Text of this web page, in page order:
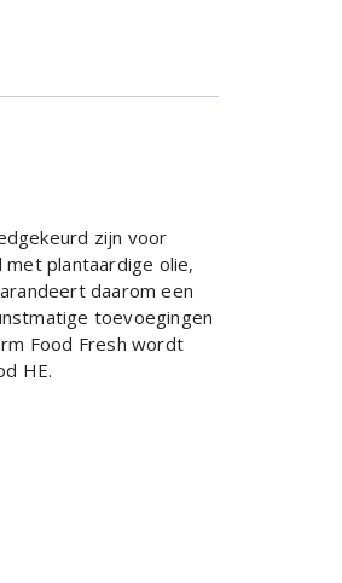
zijn voor
met plantaardige olie,
daarom een
toevoegingen
Food Fresh wordt
HE.